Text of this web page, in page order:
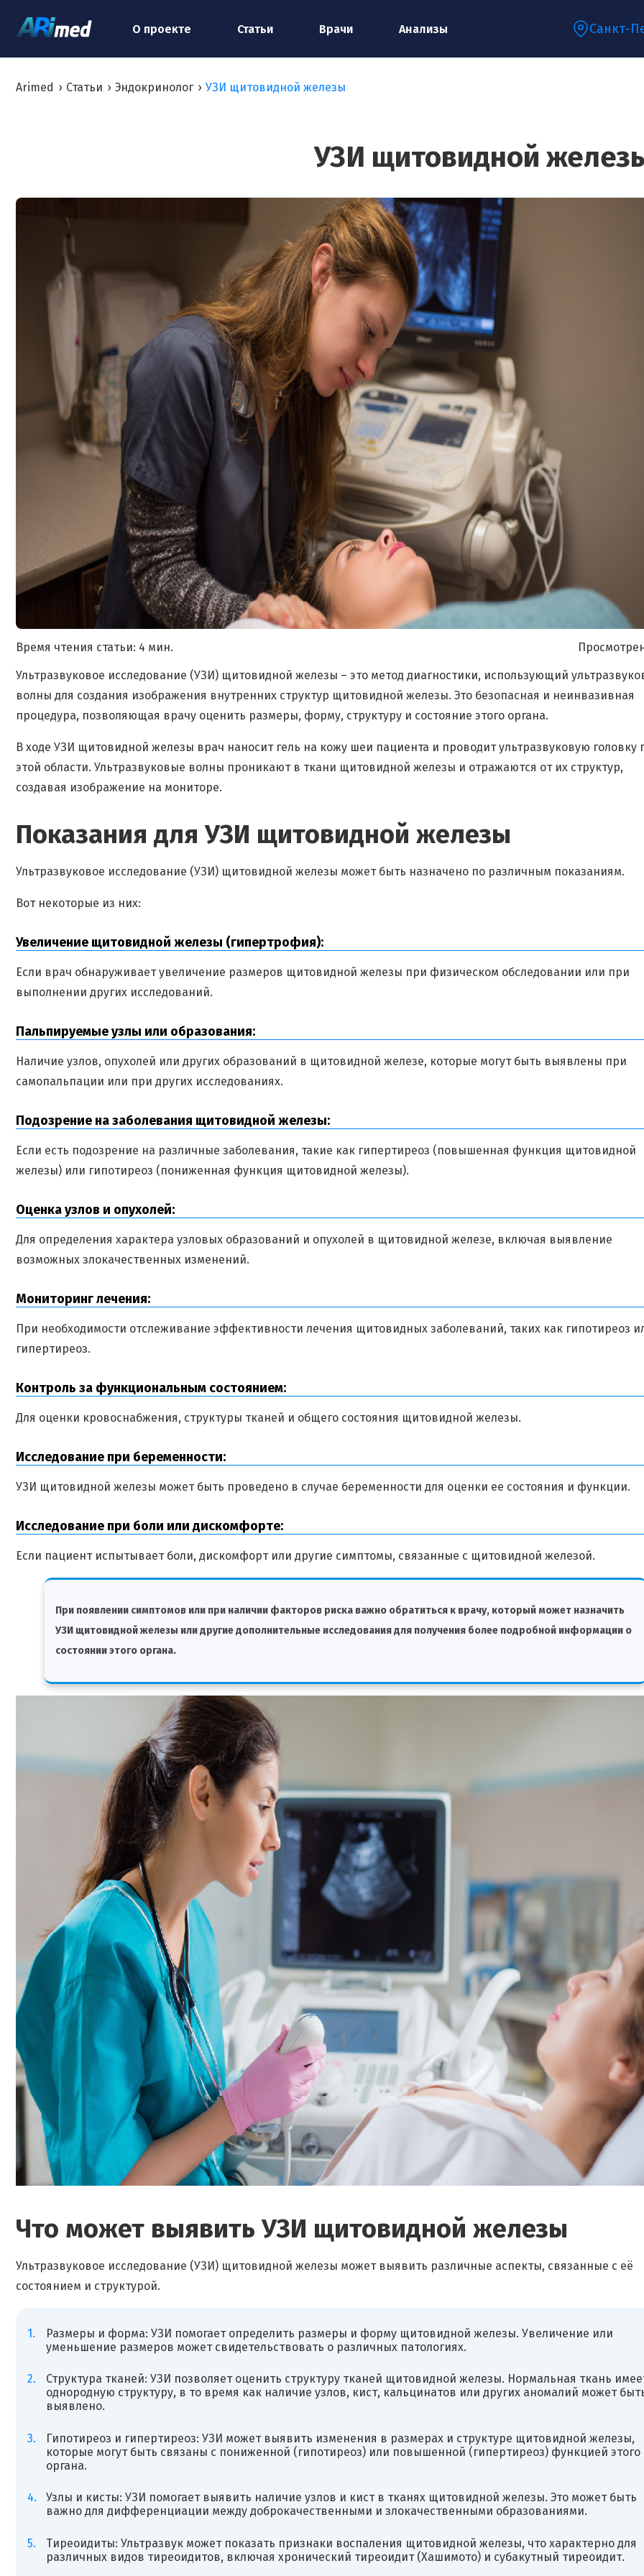
О проекте Статьи Врачи Анализы Санкт-
Arimed › Статьи › Эндокринолог › УЗИ щитовидной железы
УЗИ щитовидной
Время чтения статьи: 4 мин.
Ультразвуковое исследование (УЗИ) щитовидной железы – это метод диагностики, использующий
волны для создания изображения внутренних структур щитовидной железы. Это безопасная и неинвазивная
процедура, позволяющая врачу оценить размеры, форму, структуру и состояние этого органа.
В ходе УЗИ щитовидной железы врач наносит гель на кожу шеи пациента и проводит ультразвуковую головку
этой области. Ультразвуковые волны проникают в ткани щитовидной железы и отражаются от их структур,
создавая изображение на мониторе.
Показания для УЗИ щитовидной железы
Ультразвуковое исследование (УЗИ) щитовидной железы может быть назначено по различным показаниям.
Вот некоторые из них:
Увеличение щитовидной железы (гипертрофия):
Если врач обнаруживает увеличение размеров щитовидной железы при физическом обследовании или при
выполнении других исследований.
Пальпируемые узлы или образования:
Наличие узлов, опухолей или других образований в щитовидной железе, которые могут быть выявлены при
самопальпации или при других исследованиях.
Подозрение на заболевания щитовидной железы:
Если есть подозрение на различные заболевания, такие как гипертиреоз (повышенная функция щитовидной
железы) или гипотиреоз (пониженная функция щитовидной железы).
Оценка узлов и опухолей:
Для определения характера узловых образований и опухолей в щитовидной железе, включая выявление
возможных злокачественных изменений.
Мониторинг лечения:
При необходимости отслеживание эффективности лечения щитовидных заболеваний, таких как гипотиреоз
гипертиреоз.
Контроль за функциональным состоянием:
Для оценки кровоснабжения, структуры тканей и общего состояния щитовидной железы.
Исследование при беременности:
УЗИ щитовидной железы может быть проведено в случае беременности для оценки ее состояния и функции.
Исследование при боли или дискомфорте:
Если пациент испытывает боли, дискомфорт или другие симптомы, связанные с щитовидной железой.
При появлении симптомов или при наличии факторов риска важно обратиться к врачу, который может назначить
УЗИ щитовидной железы или другие дополнительные исследования для получения более подробной информации о
состоянии этого органа.
Что может выявить УЗИ щитовидной железы
Ультразвуковое исследование (УЗИ) щитовидной железы может выявить различные аспекты, связанные с её
состоянием и структурой.
Размеры и форма: УЗИ помогает определить размеры и форму щитовидной железы. Увеличение или
уменьшение размеров может свидетельствовать о различных патологиях.
Структура тканей: УЗИ позволяет оценить структуру тканей щитовидной железы. Нормальная ткань
однородную структуру, в то время как наличие узлов, кист, кальцинатов или других аномалий может
выявлено.
Гипотиреоз и гипертиреоз: УЗИ может выявить изменения в размерах и структуре щитовидной железы,
которые могут быть связаны с пониженной (гипотиреоз) или повышенной (гипертиреоз) функцией этого
органа.
Узлы и кисты: УЗИ помогает выявить наличие узлов и кист в тканях щитовидной железы. Это может быть
важно для дифференциации между доброкачественными и злокачественными образованиями.
Тиреоидиты: Ультразвук может показать признаки воспаления щитовидной железы, что характерно для
различных видов тиреоидитов, включая хронический тиреоидит (Хашимото) и субакутный тиреоидит.
специалисту
Ваш телефон:*
Ваш e-mail:*
обработку моих персональных данных